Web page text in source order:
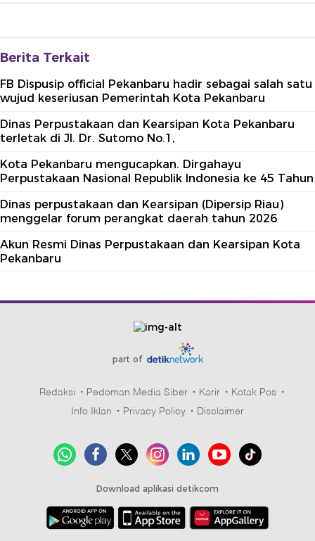
Berita Terkait
FB Dispusip official Pekanbaru hadir sebagai salah satu
wujud keseriusan Pemerintah Kota Pekanbaru
Dinas Perpustakaan dan Kearsipan Kota Pekanbaru
terletak di Jl. Dr. Sutomo No.1,
Kota Pekanbaru mengucapkan. Dirgahayu
Perpustakaan Nasional Republik Indonesia ke 45 Tahun
Dinas perpustakaan dan Kearsipan (Dipersip Riau)
menggelar forum perangkat daerah tahun 2026
Akun Resmi Dinas Perpustakaan dan Kearsipan Kota
Pekanbaru
part of
Redaksi Pedoman Media Siber Karir
Kotak Pos
Info Iklan
Privacy Policy Disclaimer
Download aplikasi detikcom